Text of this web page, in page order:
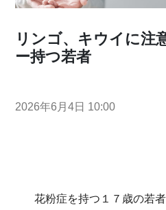
リンゴ、キウイに注
ー持つ若者
2026年6月4日 10:00
花粉症を持つ１７歳の若